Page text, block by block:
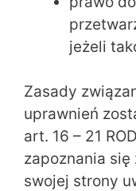
jeżeli
Zasady
uprawnień
art. 16 – 21
zapoznania
swojej strony